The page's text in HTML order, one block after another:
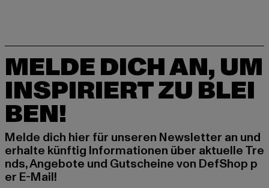
MELDE DICH AN, UM
INSPIRIERT ZU BLEI
BEN!
Melde dich hier für unseren Newsletter an und
erhalte künftig Informationen über aktuelle Tre
nds, Angebote und Gutscheine von DefShop p
er E-Mail!